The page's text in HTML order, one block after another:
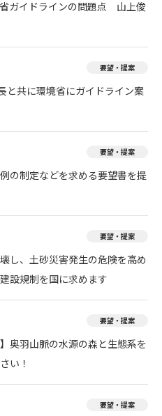
ガイドラインの問題点 山上俊
要望・提案
共に環境省にガイドライン案
要望・提案
の制定などを求める要望書を提
要望・提案
し、土砂災害発生の危険を高め
設規制を国に求めます
要望・提案
奥羽山脈の水源の森と生態系を
い！
要望・提案